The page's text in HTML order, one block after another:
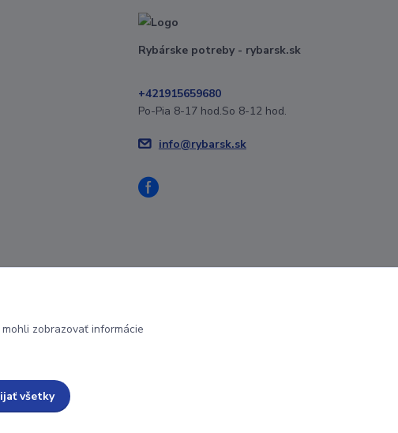
Rybárske potreby - rybarsk.sk
+421915659680
Po-Pia 8-17 hod.So 8-12 hod.
info@rybarsk.sk
zobrazovať informácie
všetky